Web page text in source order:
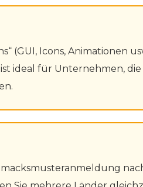
Icons, Animationen
ideal für Unternehmen, die